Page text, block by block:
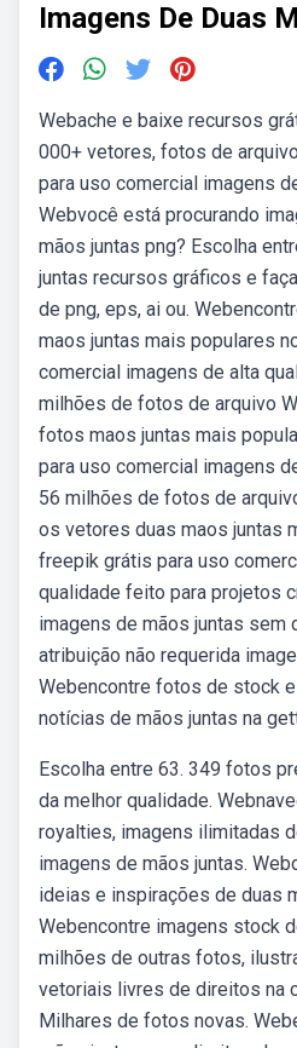
Imagens De Duas
Webache e baixe recursos
000+ vetores, fotos de
para uso comercial imagens
Webvocê está procurando
mãos juntas png? Escolha
juntas recursos gráficos e
de png, eps, ai ou.
maos juntas mais populares
comercial imagens de alta
milhões de fotos de arquivo
fotos maos juntas mais
para uso comercial imagens
56 milhões de fotos de
os vetores duas maos juntas
freepik grátis para uso
qualidade feito para projetos
imagens de mãos juntas sem
atribuição não requerida
Webencontre fotos de stock
notícias de mãos juntas na
Escolha entre 63. 349 fotos
da melhor qualidade.
royalties, imagens ilimitadas
imagens de mãos juntas.
ideias e inspirações de duas
Webencontre imagens stock
milhões de outras fotos,
vetoriais livres de direitos na
Milhares de fotos novas.